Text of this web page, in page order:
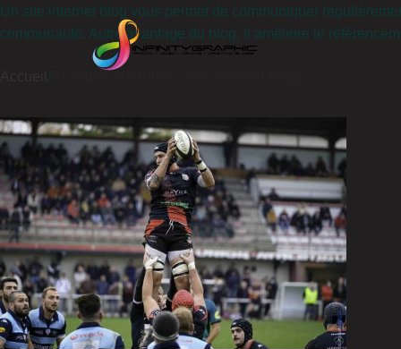
Un site internet blog vous permet de communiquer
communauté. Autre avantage du blog, il améliore le
Produits identifiés “site internet blog”